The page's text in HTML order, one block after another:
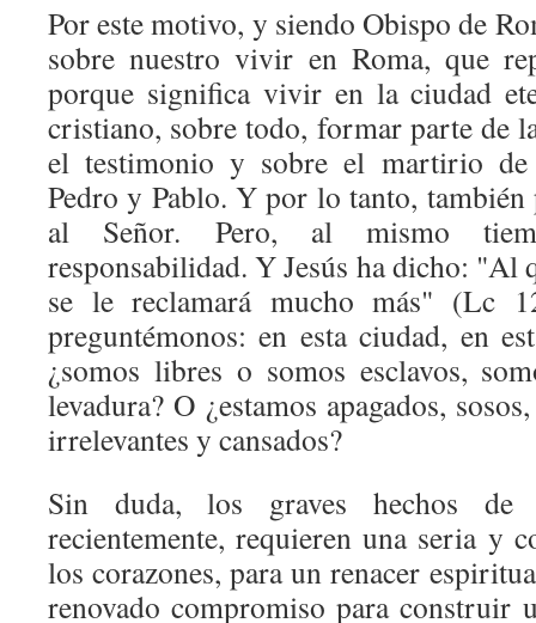
Por este motivo, y siendo Obispo de
sobre nuestro vivir en Roma, que
porque significa vivir en la ciudad
cristiano, sobre todo, formar parte de
el testimonio y sobre el martirio de
Pedro y Pablo. Y por lo tanto,
al Señor. Pero, al mismo
responsabilidad. Y Jesús ha dicho: "Al
se le reclamará mucho más" (Lc
preguntémonos: en esta ciudad, en
¿somos libres o somos esclavos,
levadura? O ¿estamos apagados,
irrelevantes y cansados?
Sin duda, los graves hechos de
recientemente, requieren una seria y
los corazones, para un renacer
renovado compromiso para construir